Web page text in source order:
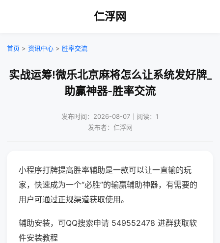
仁浮网
首页 > 资讯中心 > 胜率交流
实战运筹!微乐北京麻将怎么让系统发好牌_
助赢神器-胜率交流
发布时间：2026-08-07｜阅读：1
发布者：仁浮网
小程序打牌提高胜率辅助是一款可以让一直输的玩
家，快速成为一个“必胜”的输赢辅助神器，有需要的
用户可通过正规渠道获取使用。
辅助安装，可QQ搜索申请 549552478 进群获取软
件安装教程